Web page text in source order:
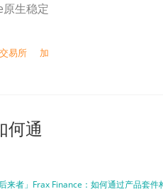
生稳定
交易所
加
何通